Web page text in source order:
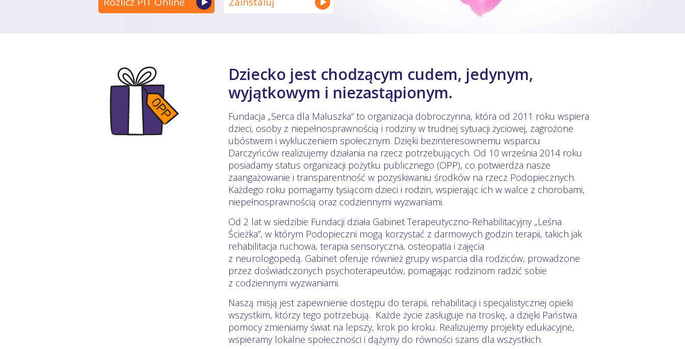
Dziecko jest chodzącym cudem, jedynym,
wyjątkowym i niezastąpionym.
Fundacja „Serca dla Maluszka” to organizacja dobroczynna, która od 2011 roku wspiera
dzieci, osoby z niepełnosprawnością i rodziny w trudnej sytuacji życiowej, zagrożone
ubóstwem i wykluczeniem społecznym. Dzięki bezinteresownemu wsparciu
Darczyńców realizujemy działania na rzecz potrzebujących. Od 10 września 2014 roku
posiadamy status organizacji pożytku publicznego (OPP), co potwierdza nasze
zaangażowanie i transparentność w pozyskiwaniu środków na rzecz Podopiecznych.
Każdego roku pomagamy tysiącom dzieci i rodzin, wspierając ich w walce z chorobami,
niepełnosprawnością oraz codziennymi wyzwaniami.
Od 2 lat w siedzibie Fundacji działa Gabinet Terapeutyczno-Rehabilitacyjny „Leśna
Ścieżka”, w którym Podopieczni mogą korzystać z darmowych godzin terapii, takich jak
rehabilitacja ruchowa, terapia sensoryczna, osteopatia i zajęcia
z neurologopedą. Gabinet oferuje również grupy wsparcia dla rodziców, prowadzone
przez doświadczonych psychoterapeutów, pomagając rodzinom radzić sobie
z codziennymi wyzwaniami.
Naszą misją jest zapewnienie dostępu do terapii, rehabilitacji i specjalistycznej opieki
wszystkim, którzy tego potrzebują. Każde życie zasługuje na troskę, a dzięki Państwa
pomocy zmieniamy świat na lepszy, krok po kroku. Realizujemy projekty edukacyjne,
wspieramy lokalne społeczności i dążymy do równości szans dla wszystkich.